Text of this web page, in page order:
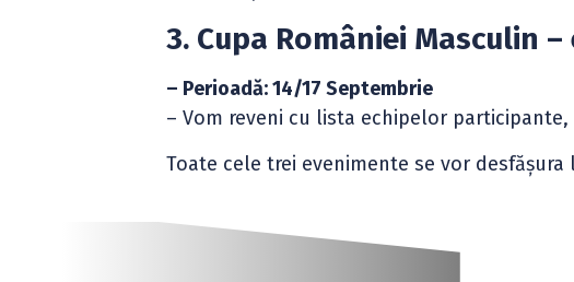
3. Cupa României Masculin
– Perioadă: 14/17 Septembrie
– Vom reveni cu lista echipelor
Toate cele trei evenimente se vor desfășura